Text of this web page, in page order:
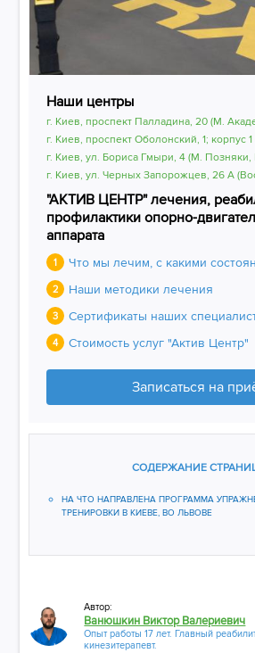
Наши центры
г. Киев, проспект Палладина, 20 (М.
г. Киев, проспект Оболонский, 1; корпус
г. Киев, ул. Бориса Гмыри, 4 (М.
г. Киев, ул. Черных Запорожцев, 26 А
"АКТИВ ЦЕНТР" лечения,
профилактики опорно-
аппарата
1 Что мы лечим, с какими
2 Наши методики лечения
3 Сертификаты наших
4 Стоимость услуг "Актив Центр"
Записаться на
СОДЕРЖАНИЕ
НА ЧТО НАПРАВЛЕНА ПРОГРАММА
ТРЕНИРОВКИ В КИЕВЕ, ВО ЛЬВОВЕ
Автор:
Ванюшкин Виктор Валериевич
Опыт работы 17 лет. Главный
кинезитерапевт.